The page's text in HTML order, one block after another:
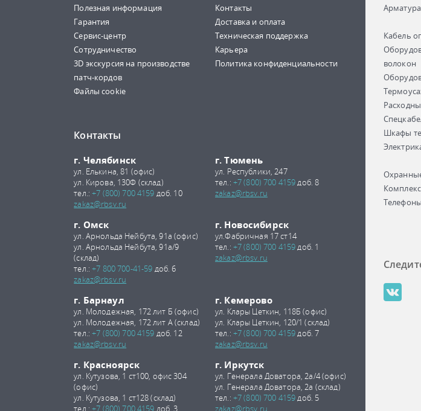
Полезная информация
Контакты
Гарантия
Доставка и оплата
Сервис-центр
Техническая поддержка
Сотрудничество
Карьера
3D экскурсия на производстве
патч-кордов
Политика конфиденциальности
Файлы cookie
Контакты
г. Челябинск
ул. Елькина, 81 (офис)
ул. Кирова, 130Ф (склад)
тел.:+7 (800) 700 4159 доб. 10
zakaz@rbsv.ru
г. Тюмень
ул. Республики, 247
тел.: +7 (800) 700 4159доб. 8
zakaz@rbsv.ru
г. Омск
ул. Арнольда Нейбута, 91а (офис)
ул. Арнольда Нейбута, 91а/9
(склад)
тел.:+7 800 700-41-59 доб. 6
zakaz@rbsv.ru
г. Новосибирск
ул.Фабричная 17 ст14
тел.: +7 (800) 700 4159доб. 1
zakaz@rbsv.ru
г. Барнаул
ул. Молодежная, 172 лит Б (офис)
ул. Молодежная, 172 лит А (склад)
тел.:+7 (800) 700 4159 доб. 12
zakaz@rbsv.ru
г. Кемерово
ул. Клары Цеткин, 118Б (офис)
ул. Клары Цеткин, 120/1 (склад)
тел.: +7 (800) 700 4159доб. 7
zakaz@rbsv.ru
г. Красноярск
ул. Кутузова, 1 ст100, офис 304
(офис)
ул. Кутузова, 1 ст128 (склад)
тел.:+7 (800) 700 4159 доб. 3
г. Иркутск
ул. Генерала Доватора, 2а/4 (офис)
ул. Генерала Доватора, 2а (склад)
тел.: +7 (800) 700 4159доб. 5
zakaz@rbsv.ru
Арматура
Кабель
волокон
Шкафы